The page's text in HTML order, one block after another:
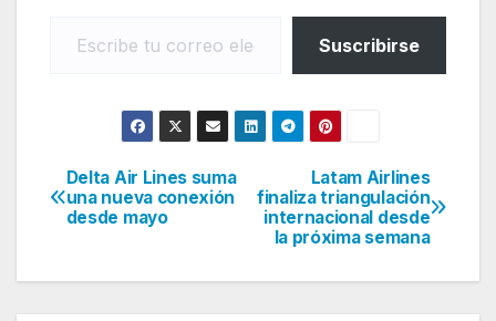
Suscribirse
Navegación
de
entradas
Latam Airlines
finaliza triangulación
internacional desde
la próxima semana
Delta Air Lines suma
una nueva conexión
desde mayo